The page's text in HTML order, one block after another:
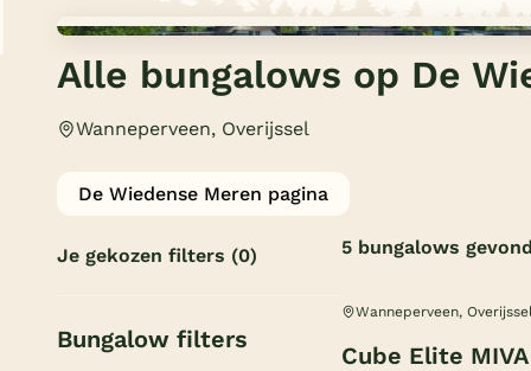
Alle bungalows op De
Wanneperveen, Overijssel
De Wiedense Meren pagina
Je gekozen filters (0)
Bungalow filters
5 bungalows
Wanneperveen, Overijssel
Cube Elite